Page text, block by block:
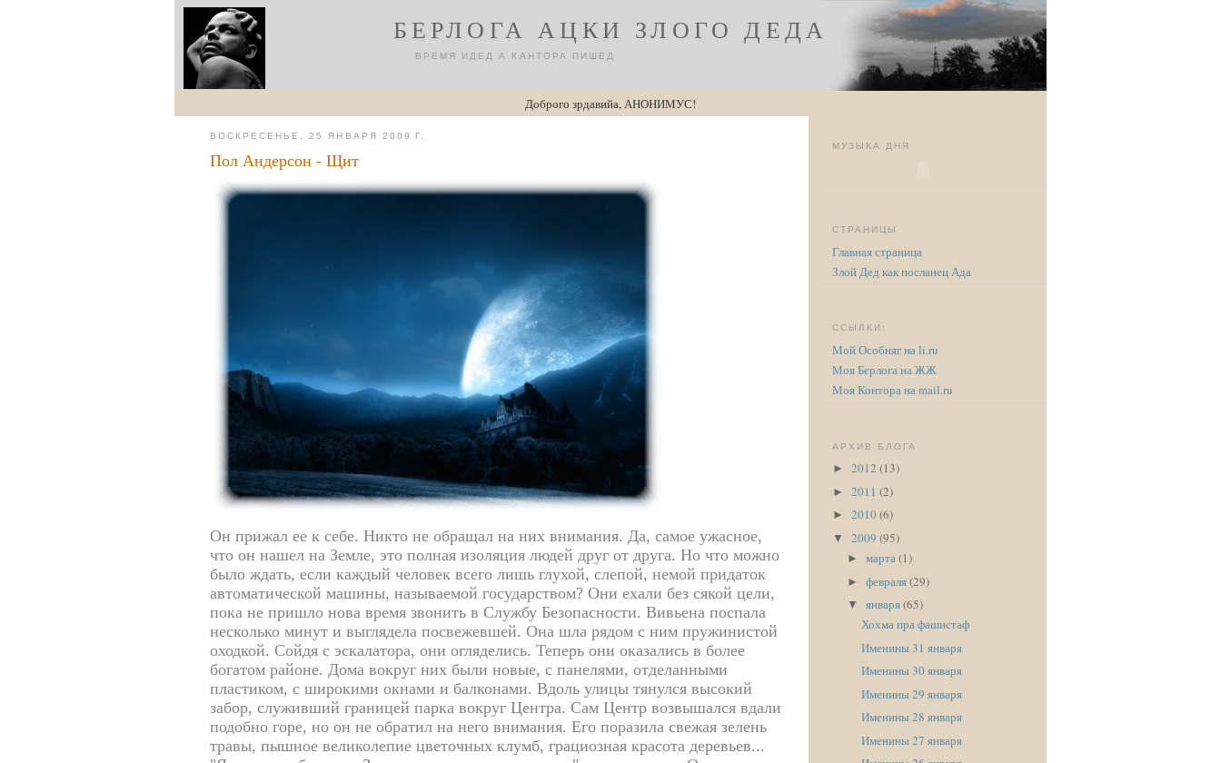
БЕРЛОГА АЦКИ ЗЛОГО ДЕДА
ВРЕМЯ ИДЕД А КАНТОРА ПИШЕД
Доброго зрдавийа, АНОНИМУС!
ВОСКРЕСЕНЬЕ, 25 ЯНВАРЯ 2009 Г.
Пол Андерсон - Щит
Он прижал ее к себе. Никто не обращал на них внимания. Да, самое ужасное,
что он нашел на Земле, это полная изоляция людей друг от друга. Но что можно
было ждать, если каждый человек всего лишь глухой, слепой, немой придаток
автоматической машины, называемой государством? Они ехали без сякой цели,
пока не пришло нова время звонить в Службу Безопасности. Вивьена поспала
несколько минут и выглядела посвежевшей. Она шла рядом с ним пружинистой
оходкой. Сойдя с эскалатора, они огляделись. Теперь они оказались в более
богатом районе. Дома вокруг них были новые, с панелями, отделанными
пластиком, с широкими окнами и балконами. Вдоль улицы тянулся высокий
забор, служивший границей парка вокруг Центра. Сам Центр возвышался вдали
подобно горе, но он не обратил на него внимания. Его поразила свежая зелень
травы, пышное великолепие цветочных клумб, грациозная красота деревьев...
МУЗЫКА ДНЯ
СТРАНИЦЫ
Главная страница
Злой Дед как посланец Ада
ССЫЛКИ:
Мой Особняг на li.ru
Моя Берлога на ЖЖ
Моя Контора на mail.ru
АРХИВ БЛОГА
► 2012 (13)
► 2011 (2)
► 2010 (6)
▼ 2009 (95)
► марта(1)
► февраля(29)
▼ января(65)
Хохма пра фашистаф
Именины 31 января
Именины 30 января
Именины 29 января
Именины 28 января
Именины 27 января